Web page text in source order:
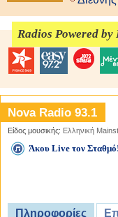
Radios Powered by
Nova Radio 93.1
Είδος μουσικής: Ελληνική
Άκου Live τον Σταθμό!
Πληροφορίες